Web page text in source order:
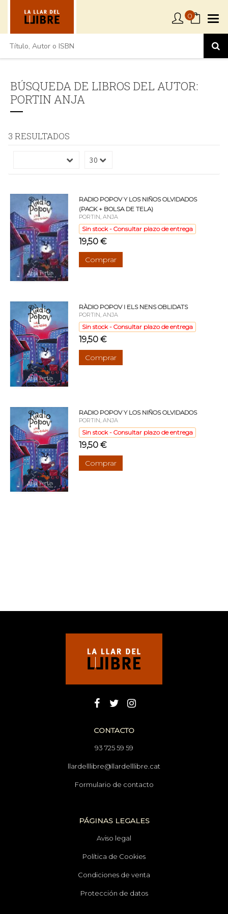
0
BÚSQUEDA DE LIBROS DEL AUTOR:
PORTIN ANJA
3 RESULTADOS
RADIO POPOV Y LOS NIÑOS OLVIDADOS
(PACK + BOLSA DE TELA)
PORTIN, ANJA
Sin stock - Consultar plazo de entrega
19,50 €
Comprar
RÀDIO POPOV I ELS NENS OBLIDATS
PORTIN, ANJA
Sin stock - Consultar plazo de entrega
19,50 €
Comprar
RADIO POPOV Y LOS NIÑOS OLVIDADOS
PORTIN, ANJA
Sin stock - Consultar plazo de entrega
19,50 €
Comprar
CONTACTO
93 725 59 59
llardelllibre@llardelllibre.cat
Formulario de contacto
PÁGINAS LEGALES
Aviso legal
Política de Cookies
Condiciones de venta
Protección de datos